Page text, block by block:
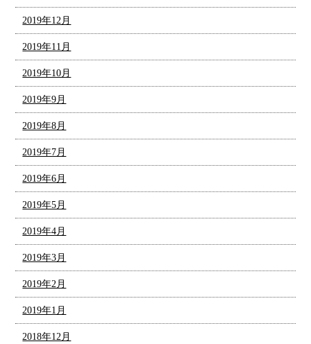
2019年12月
2019年11月
2019年10月
2019年9月
2019年8月
2019年7月
2019年6月
2019年5月
2019年4月
2019年3月
2019年2月
2019年1月
2018年12月